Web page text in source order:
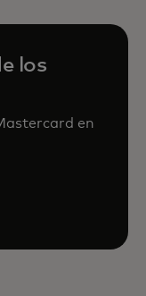
los
en